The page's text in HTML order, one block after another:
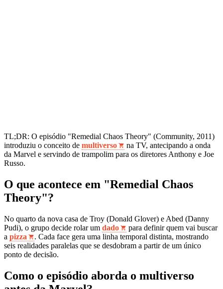
TL;DR: O episódio "Remedial Chaos Theory" (Community, 2011)
introduziu o conceito de multiverso
na TV, antecipando a onda
da Marvel e servindo de trampolim para os diretores Anthony e Joe
Russo.
O que acontece em "Remedial Chaos
Theory"?
No quarto da nova casa de Troy (Donald Glover) e Abed (Danny
Pudi), o grupo decide rolar um dado
para definir quem vai buscar
a pizza
. Cada face gera uma linha temporal distinta, mostrando
seis realidades paralelas que se desdobram a partir de um único
ponto de decisão.
Como o episódio aborda o multiverso